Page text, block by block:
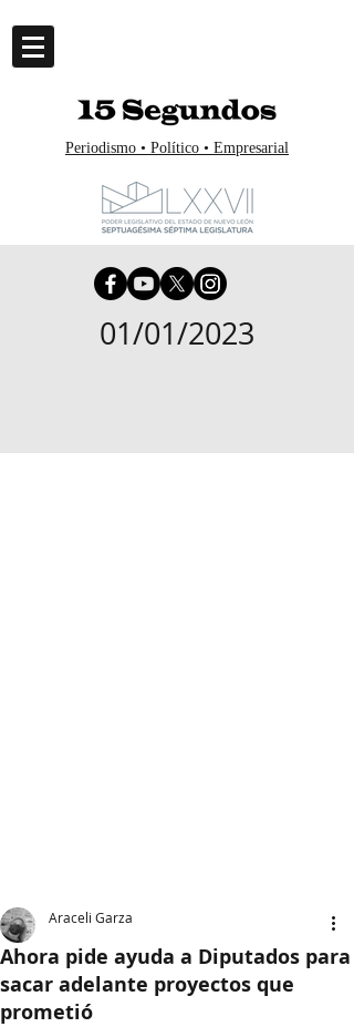
Periodismo • Político • Empresarial
01/01/2023
Ahora pide ayuda a Diputados para
sacar adelante proyectos que
prometió
Araceli Garza